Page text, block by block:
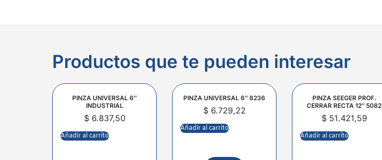
Productos que te pueden interesar
PINZA UNIVERSAL 6″
INDUSTRIAL
$6.837,50
Añadir al carrito
PINZA UNIVERSAL 6″ 8236
$6.729,22
Añadir al carrito
PINZA SEEGER PROF.
CERRAR RECTA 12″ 5082
$51.421,59
Añadir al carrito